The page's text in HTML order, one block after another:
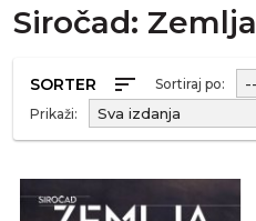
Siročad: Zemlja
SORTER sort
Sortiraj po:
Prikaži: